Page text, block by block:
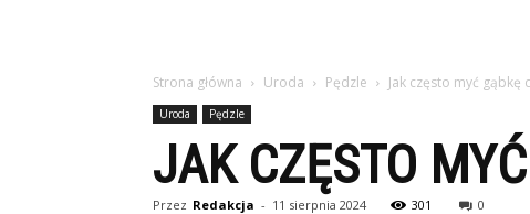
Strona główna Uroda Pędzle Jak często myć gąbkę
Uroda Pędzle
JAK CZĘSTO
Przez Redakcja - 11 sierpnia 2024 301 0